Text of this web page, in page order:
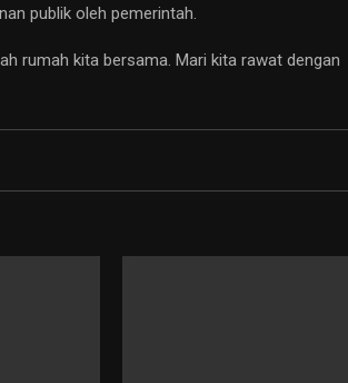
publik oleh pemerintah.
rumah kita bersama. Mari kita rawat dengan